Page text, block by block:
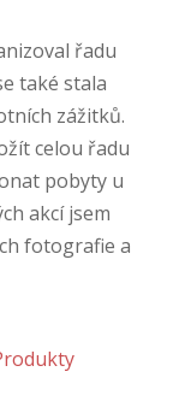
řadu
také stala
zážitků.
celou řadu
pobyty u
akcí jsem
fotografie a